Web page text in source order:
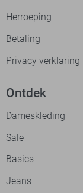
Herroeping
Betaling
Privacy verklaring
Ontdek
Dameskleding
Sale
Basics
Jeans